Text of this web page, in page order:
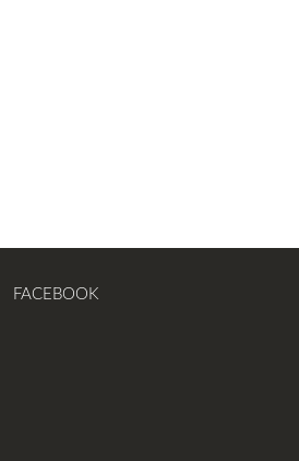
FACEBOOK